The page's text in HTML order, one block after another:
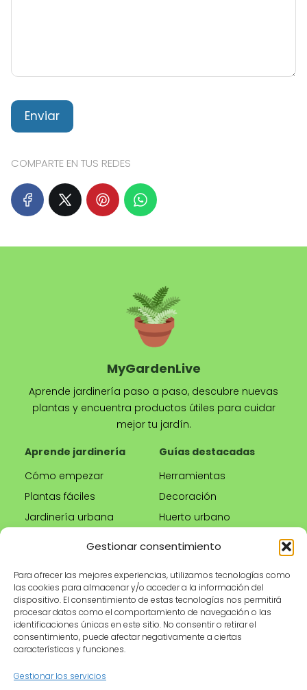
Gestionar consentimiento
Para ofrecer las mejores experiencias, utilizamos tecnologías como
las cookies para almacenar y/o acceder a la información del
dispositivo. El consentimiento de estas tecnologías nos permitirá
procesar datos como el comportamiento de navegación o las
identificaciones únicas en este sitio. No consentir o retirar el
consentimiento, puede afectar negativamente a ciertas
características y funciones.
Gestionar los servicios
COMPARTE EN TUS REDES
MyGardenLive
Aprende jardinería paso a paso, descubre nuevas
plantas y encuentra productos útiles para cuidar
mejor tu jardín.
Aprende jardinería
Cómo empezar
Plantas fáciles
Jardinería urbana
Guías destacadas
Herramientas
Decoración
Huerto urbano
Tienda
Productos
recomendados
Herramientas de
Información legal
Aviso legal
Política de privacidad